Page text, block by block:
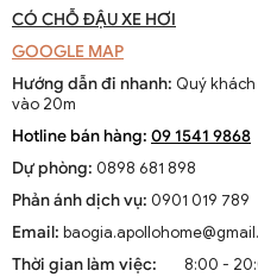
CÓ CHỖ ĐẬU XE HƠI
GOOGLE MAP
Hướng dẫn đi nhanh: Quý
vào 20m
Hotline bán hàng: 09 1541 9868
Dự phòng: 0898 681 898
Phản ánh dịch vụ: 0901 019 789
Email:
Thời gian làm việc:
8:00 -